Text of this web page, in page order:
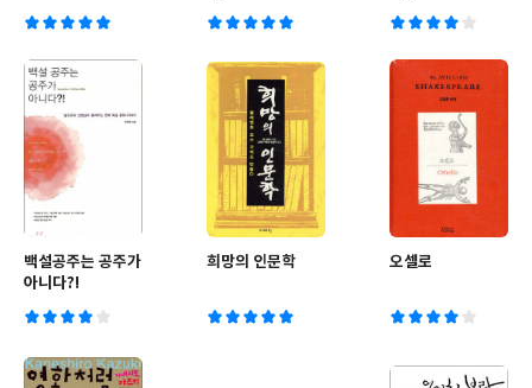
백설공주는 공주가
아니다?!
희망의 인문학 오셀로